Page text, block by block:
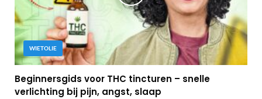
WIETOLIE
Beginnersgids voor THC tincturen – snelle
verlichting bij pijn, angst, slaap